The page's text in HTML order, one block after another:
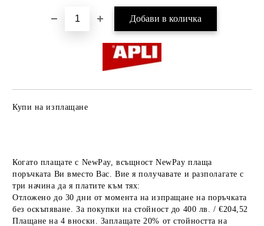
Купи на изплащане
Когато плащате с NewPay, всъщност NewPay плаща
поръчката Ви вместо Вас. Вие я получавате и разполагате с
три начина да я платите към тях:
Отложено до 30 дни от момента на изпращане на поръчката
без оскъпяване. За покупки на стойност до 400 лв. / €204,52
Плащане на 4 вноски. Заплащате 20% от стойността на